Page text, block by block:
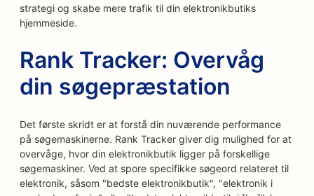
strategi og skabe mere trafik til din elektronikbutiks
hjemmeside.
Rank Tracker: Overvåg
din søgepræstation
Det første skridt er at forstå din nuværende performance
på søgemaskinerne. Rank Tracker giver dig mulighed for at
overvåge, hvor din elektronikbutik ligger på forskellige
søgemaskiner. Ved at spore specifikke søgeord relateret til
elektronik, såsom "bedste elektronikbutik", "elektronik i